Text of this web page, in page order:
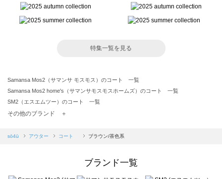
特集一覧を見る
Samansa Mos2（サマンサ モスモス）のコート 一覧
Samansa Mos2 home's（サマンサモスモスホームズ）のコート 一覧
SM2（エスエムツー）のコート 一覧
TSUHARU by Samansa Mos2（ツハルバイサマンサモスモス）のコート 一覧
Samansa Mos2 blue（サマンサモスモス ブルー）のコート 一覧
sō4ū（ソウフォーユー）のコート 一覧
Te chichi（テチチ）のコート 一覧
その他のブランド ＋
sō4ū アウター コート ブラウン/茶色系
ブランド一覧